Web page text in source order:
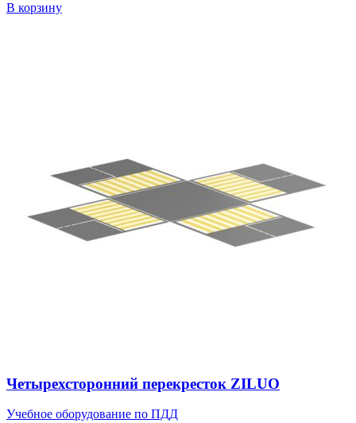
В корзину
Четырехсторонний перекресток ZILUO
Учебное оборудование по ПДД